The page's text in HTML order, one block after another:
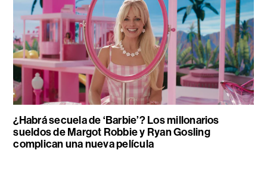
¿Habrá secuela de ‘Barbie’? Los millonarios
sueldos de Margot Robbie y Ryan Gosling
complican una nueva película